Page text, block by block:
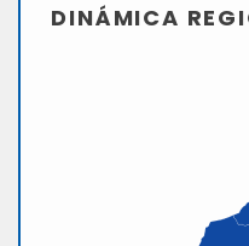
DINÁMICA